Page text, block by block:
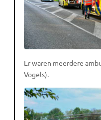
Er waren meerdere
Vogels).